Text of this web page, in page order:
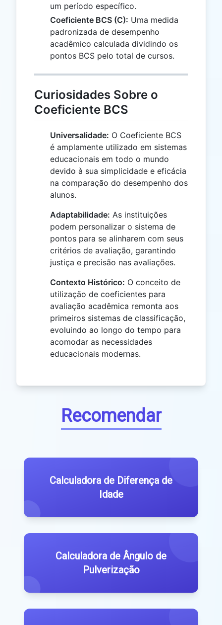
um período específico.
Coeficiente BCS (C): Uma medida
padronizada de desempenho
acadêmico calculada dividindo os
pontos BCS pelo total de cursos.
Curiosidades Sobre o
Coeficiente BCS
Universalidade: O Coeficiente BCS
é amplamente utilizado em sistemas
educacionais em todo o mundo
devido à sua simplicidade e eficácia
na comparação do desempenho dos
alunos.
Adaptabilidade: As instituições
podem personalizar o sistema de
pontos para se alinharem com seus
critérios de avaliação, garantindo
justiça e precisão nas avaliações.
Contexto Histórico: O conceito de
utilização de coeficientes para
avaliação acadêmica remonta aos
primeiros sistemas de classificação,
evoluindo ao longo do tempo para
acomodar as necessidades
educacionais modernas.
Recomendar
Calculadora de Diferença de
Idade
Calculadora de Ângulo de
Pulverização